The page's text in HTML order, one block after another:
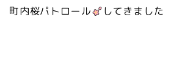
町内桜パトロール してきました